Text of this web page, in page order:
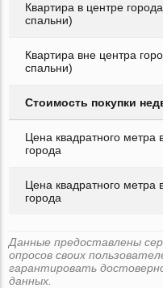
Квартира в центре
спальни)
Квартира вне центра
спальни)
Стоимость покупки
Цена квадратного метра
города
Цена квадратного метра
города
Данные предоставлены
опросов своих
гарантировать
данных.